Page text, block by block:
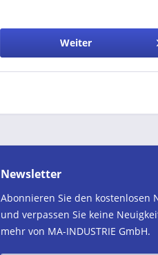
Weiter
Newsletter
Abonnieren Sie den kostenlosen
und verpassen Sie keine
mehr von MA-INDUSTRIE GmbH.